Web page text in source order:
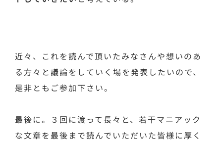
近々、これを読んで頂いたみなさんや想いのあ
る方々と議論をしていく場を発表したいので、
是非ともご参加下さい。
最後に。３回に渡って長々と、若干マニアック
な文章を最後まで読んでいただいた皆様に厚く